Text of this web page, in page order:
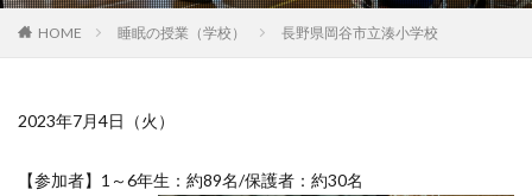
HOME 睡眠の授業（学校） 長野県岡谷市立湊小学校
2023年7月4日（火）
【参加者】1～6年生：約89名/保護者：約30名
千葉県
東京都 富山県 石川県
福井県
長野県
滋賀県 京都府 島根県
山口県